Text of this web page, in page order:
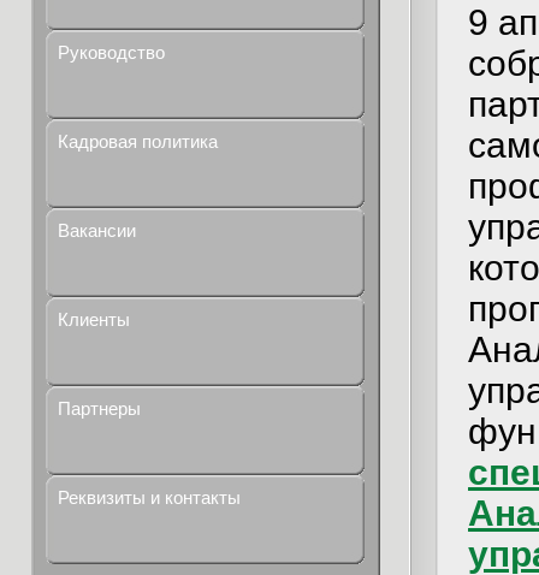
Руководство
Кадровая политика
Вакансии
Клиенты
Партнеры
Реквизиты и контакты
9